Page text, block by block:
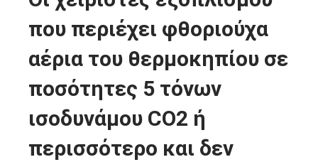
που περιέχει φθοριούχα
αέρια του θερμοκηπίου σε
ποσότητες 5 τόνων
ισοδυνάμου CO2 ή
περισσότερο και δεν